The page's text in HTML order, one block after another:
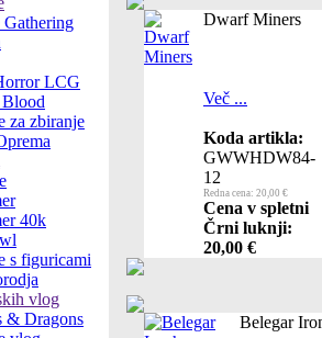
LCG
Blood
za zbiranje
40k
s figuricami
vlog
& Dragons
Dwarf Miners
Več ...
Koda artikla:
GWWHDW84-
12
Redna cena: 20,00 €
Cena v spletni
Črni luknji:
20,00 €
Belegar